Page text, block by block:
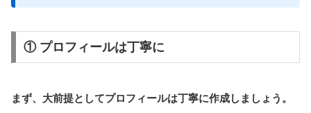
① プロフィールは丁寧に
まず、大前提としてプロフィールは丁寧に作成しましょう。